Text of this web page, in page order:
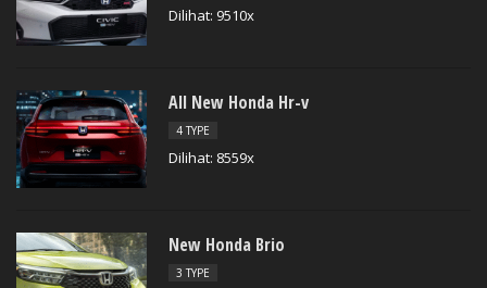
Dilihat: 9510x
All New Honda Hr-v
4 TYPE
Dilihat: 8559x
New Honda Brio
3 TYPE